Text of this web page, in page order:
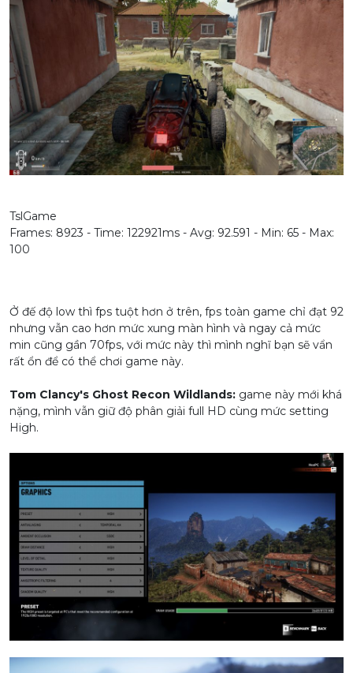
TslGame
Frames: 8923 - Time: 122921ms - Avg: 92.591 - Min: 65 - Max:
100
Ở đế độ low thì fps tuột hơn ở trên, fps toàn game chỉ đạt 92
nhưng vẫn cao hơn mức xung màn hình và ngay cả mức
min cũng gần 70fps, với mức này thì mình nghĩ bạn sẽ vẩn
rất ổn để có thể chơi game này.
Tom Clancy's Ghost Recon Wildlands: game này mới khá
nặng, mình vẫn giữ độ phân giải full HD cùng mức setting
High.